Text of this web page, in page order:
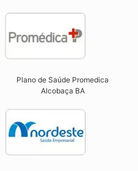
Plano de Saúde Promedica
Alcobaça BA